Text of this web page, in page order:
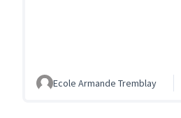
Ecole Armande Tremblay